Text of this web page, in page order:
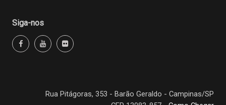
Siga-nos
Rua Pitágoras, 353 - Barão Geraldo - Campinas/SP